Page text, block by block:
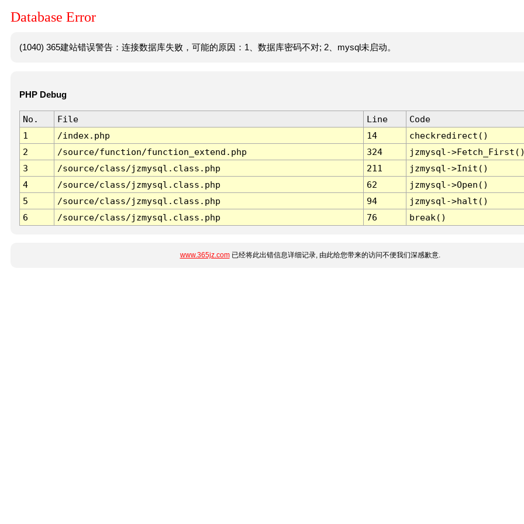
Database Error
(1040) 365建站错误警告：连接数据库失败，可能的原因：1、数据库密码不对; 2、mysql未启动。
PHP Debug
No. File Line
Code
1
/index.php 14
checkredirect()
2
/source/function/function_extend.php 324
jzmysql-
3
/source/class/jzmysql.class.php 211
jzmysql->Init()
4
/source/class/jzmysql.class.php 62
jzmysql->Open()
5
/source/class/jzmysql.class.php 94
jzmysql->halt()
6
/source/class/jzmysql.class.php 76 break()
www.365jz.com已经将此出错信息详细记录, 由此给您带来的访问不便我们深感歉意.